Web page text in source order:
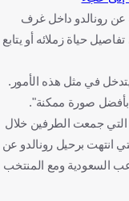
عن رونالدو داخل غرف
حياة زملائه أو يتابع
في مثل هذه الأمور.
بأفضل صورة ممكنة".
التي جمعت الطرفين خلال
انتهت برحيل رونالدو عن
السعودية ومع المنتخب